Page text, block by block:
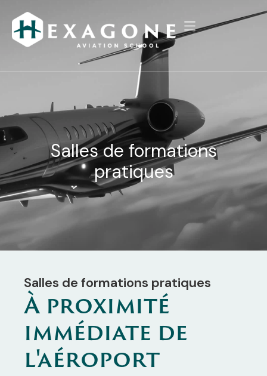
Salles de formations
pratiques
Salles de formations pratiques
À proximité
immédiate de
l'aéroport